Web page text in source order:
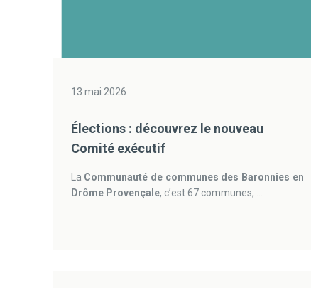
13 mai 2026
Élections : découvrez le nouveau
Comité exécutif
La Communauté de communes des Baronnies en
Drôme Provençale, c’est 67 communes, ...